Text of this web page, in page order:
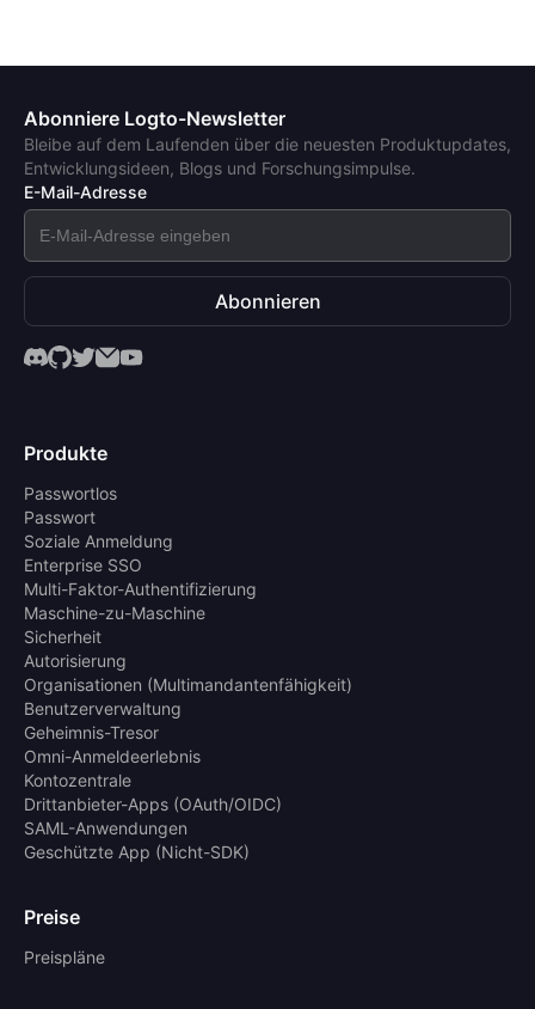
Abonniere Logto-Newsletter
Bleibe auf dem Laufenden über die neuesten Produktupdates,
Entwicklungsideen, Blogs und Forschungsimpulse.
E-Mail-Adresse
Abonnieren
Produkte
Passwortlos
Passwort
Soziale Anmeldung
Enterprise SSO
Multi-Faktor-Authentifizierung
Maschine-zu-Maschine
Sicherheit
Autorisierung
Organisationen (Multimandantenfähigkeit)
Benutzerverwaltung
Geheimnis-Tresor
Omni-Anmeldeerlebnis
Kontozentrale
Drittanbieter-Apps (OAuth/OIDC)
SAML-Anwendungen
Geschützte App (Nicht-SDK)
Preise
Preispläne